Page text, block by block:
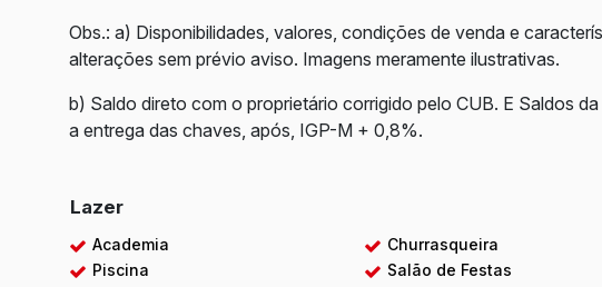
Obs.: a) Disponibilidades, valores, condições de venda e
alterações sem prévio aviso. Imagens meramente ilustrativas.
b) Saldo direto com o proprietário corrigido pelo CUB. E Saldos
a entrega das chaves, após, IGP-M + 0,8%.
Lazer
Academia Churrasqueira
Piscina
Salão de Festas